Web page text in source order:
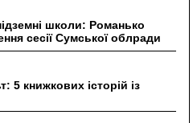
школи: Романько
сесії Сумської облради
5 книжкових історій із